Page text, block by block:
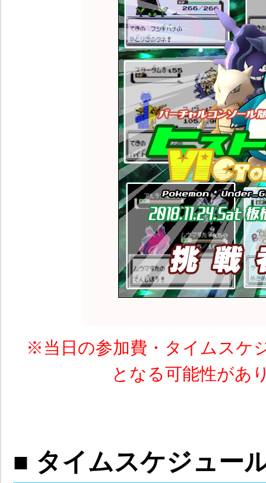
※当日の参加費・タイムスケ
となる可能性があ
■ タイムスケジュー